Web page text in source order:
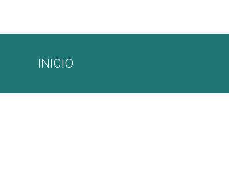
INICIO